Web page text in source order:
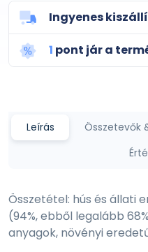
Ingyenes
1 pont jár a
Leírás Összetevők
Összetétel: hús és állati
(94%, ebből legalább
anyagok, növényi